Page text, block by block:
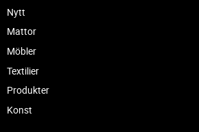
Nytt
Mattor
Möbler
Textilier
Produkter
Konst